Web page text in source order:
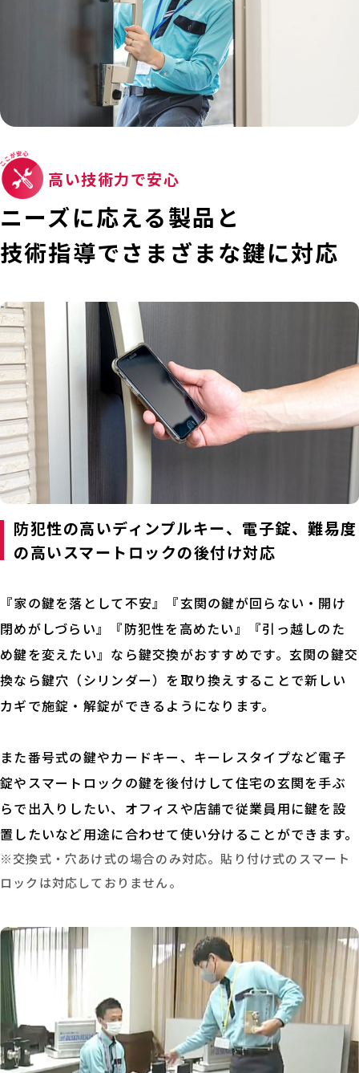
高い技術力で安心
ニーズに応える製品と
技術指導でさまざまな鍵に対応
防犯性の高いディンプルキー、電子錠、難易度
の高いスマートロックの後付け対応
『家の鍵を落として不安』『玄関の鍵が回らない・開け
閉めがしづらい』『防犯性を高めたい』『引っ越しのた
め鍵を変えたい』なら鍵交換がおすすめです。玄関の鍵交
換なら鍵穴（シリンダー）を取り換えすることで新しい
カギで施錠・解錠ができるようになります。
また番号式の鍵やカードキー、キーレスタイプなど電子
錠やスマートロックの鍵を後付けして住宅の玄関を手ぶ
らで出入りしたい、オフィスや店舗で従業員用に鍵を設
置したいなど用途に合わせて使い分けることができます。
※交換式・穴あけ式の場合のみ対応。貼り付け式のスマート
ロックは対応しておりません。